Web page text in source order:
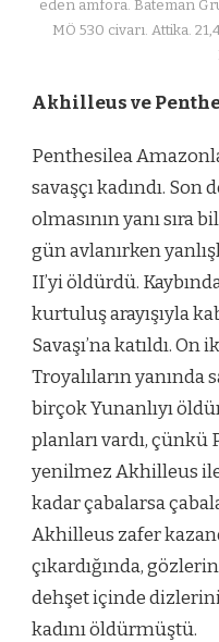
eden amfora. Bateman
MÖ 530 civarı. Attika.
Akhilleus ve
Penthesilea
savaşçı kadındı. Son
olmasının yanı sıra
gün avlanırken
II’yi öldürdü.
kurtuluş arayışıyla
Savaşı’na katıldı.
Troyalıların yanında
birçok Yunanlıyı
planları vardı,
yenilmez Akhilleus ile
kadar çabalarsa
Akhilleus zafer
çıkardığında,
dehşet içinde
kadını öldürmüştü.